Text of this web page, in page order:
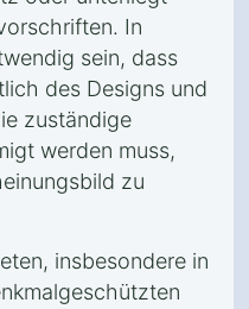
In
sein, dass
des Designs und
zuständige
werden muss,
zu
insbesondere in